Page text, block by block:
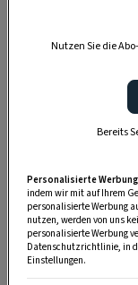
Nutzen Sie die
Bereits
Personalisierte
indem wir mit auf Ihrem
personalisierte Werbung
nutzen, werden von uns
personalisierte Werbung
Datenschutzrichtlinie, in
Einstellungen.